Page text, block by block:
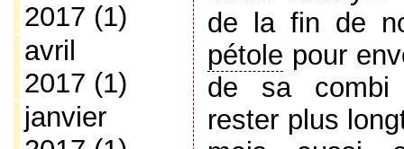
2017 (1)
avril
2017 (1)
janvier
de la fin de
pétole pour
de sa combi
rester plus